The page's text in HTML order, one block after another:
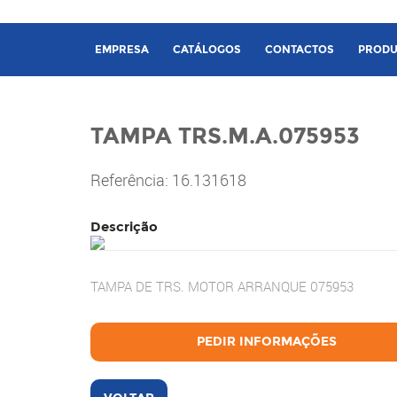
EMPRESA CATÁLOGOS CONTACTOS
TAMPA TRS.M.A.075953
Referência: 16.131618
Descrição
TAMPA DE TRS. MOTOR ARRANQUE 075953
PEDIR INFORMAÇÕES